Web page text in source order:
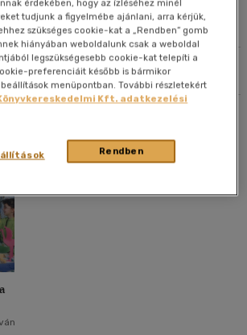
Rendezés
Z
A-Z
Alkalmaz
érdekében, hogy az ízléséhez minél
tudjunk a figyelmébe ajánlani, arra kérjük,
szükséges cookie-kat a „Rendben” gomb
hiányában weboldalunk csak a weboldal
legszükségesebb cookie-kat telepíti a
preferenciáit később is bármikor
menüpontban. További részletekért
Kft. adatkezelési
Rendben